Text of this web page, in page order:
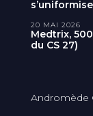
Medtrix,
du CS 27)
20 MAI 2026
Andromède